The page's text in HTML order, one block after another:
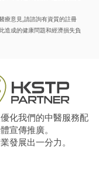
療意見,請諮詢有資質的註冊
造成的健康問題和經濟損失負
化我們的中醫服務配
宣傳推廣。
發展出一分力。